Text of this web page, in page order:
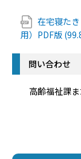
在宅寝た
用）PDF版
問い合わせ
高齢福祉課